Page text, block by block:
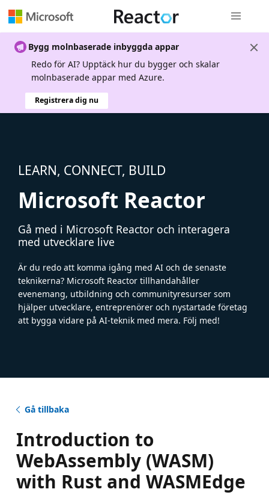
Bygg molnbaserade inbyggda appar
Redo för AI? Upptäck hur du bygger och skalar
molnbaserade appar med Azure.
Registrera dig nu
LEARN, CONNECT, BUILD
Microsoft Reactor
Gå med i Microsoft Reactor och interagera
med utvecklare live
Är du redo att komma igång med AI och de senaste
teknikerna? Microsoft Reactor tillhandahåller
evenemang, utbildning och communityresurser som
hjälper utvecklare, entreprenörer och nystartade företag
att bygga vidare på AI-teknik med mera. Följ med!
Gå tillbaka
Introduction to
WebAssembly (WASM)
with Rust and WASMEdge